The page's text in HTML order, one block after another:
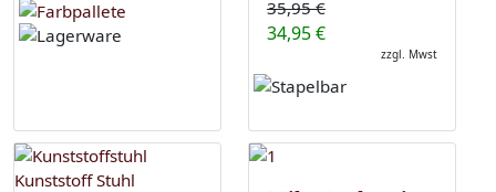
35,95 €
34,95 €
zzgl. Mwst